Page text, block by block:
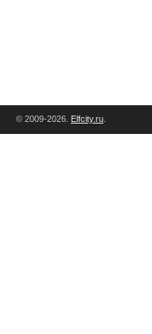
© 2009-2026. Elfcity.ru